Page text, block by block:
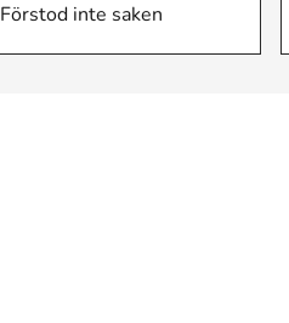
Förstod inte saken